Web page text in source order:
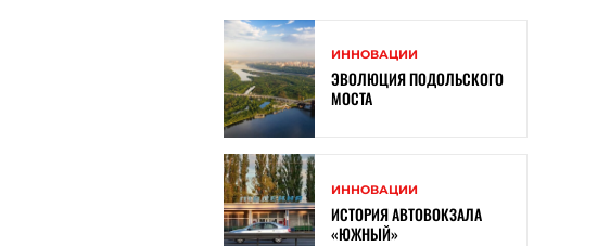
ИННОВАЦИИ
ЭВОЛЮЦИЯ ПОДОЛЬСКОГО
МОСТА
ИННОВАЦИИ
ИСТОРИЯ АВТОВОКЗАЛА
«ЮЖНЫЙ»